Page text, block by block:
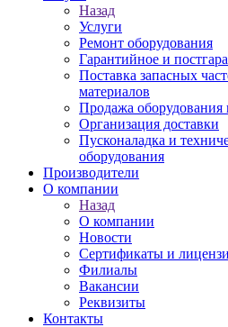
Назад
Услуги
Ремонт оборудования
Гарантийное и
Поставка запасных
материалов
Продажа оборудования
Организация доставки
Пусконаладка и
оборудования
Производители
О компании
Назад
О компании
Новости
Сертификаты и
Филиалы
Вакансии
Реквизиты
Контакты